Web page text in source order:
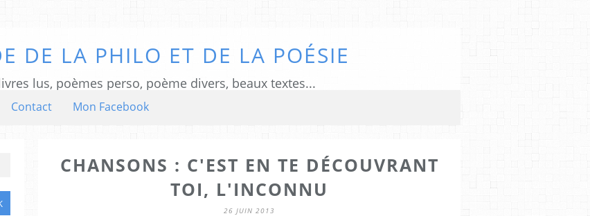
DE LA PHILO ET DE LA POÉSIE
lus, poèmes perso, poème divers, beaux textes...
Contact Mon Facebook
CHANSONS : C'EST EN TE DÉCOUVRANT
TOI, L'INCONNU
26 JUIN 2013